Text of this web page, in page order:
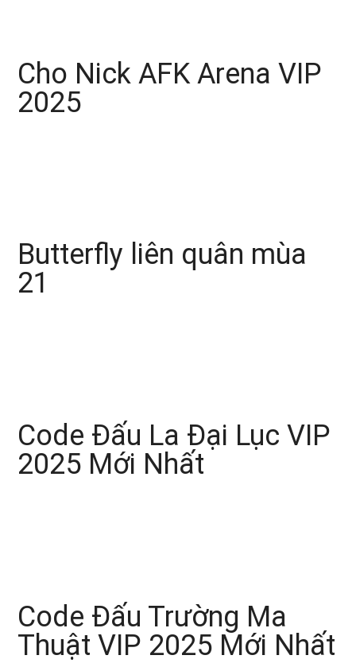
Cho Nick AFK Arena VIP
2025
Butterfly liên quân mùa
21
Code Đấu La Đại Lục VIP
2025 Mới Nhất
Code Đấu Trường Ma
Thuật VIP 2025 Mới Nhất